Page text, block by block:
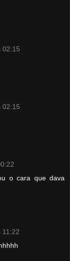
02:15
02:15
o cara que dava
11:22